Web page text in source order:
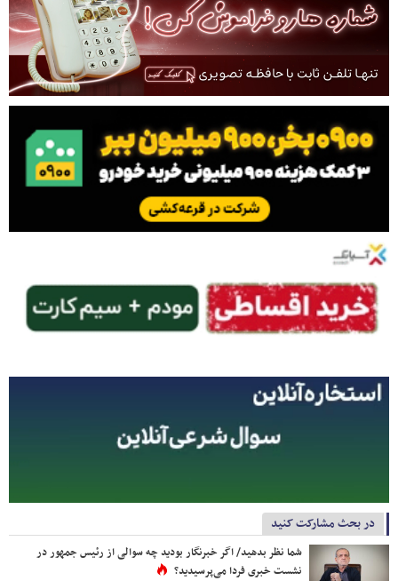
در بحث مشارکت کنید
شما نظر بدهید/ اگر خبرنگار بودید چه سوالی از رئیس جمهور در
نشست خبری فردا می‌پرسیدید؟